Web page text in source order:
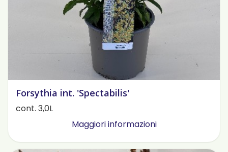
Forsythia int. 'Spectabilis'
cont. 3,0L
Maggiori informazioni